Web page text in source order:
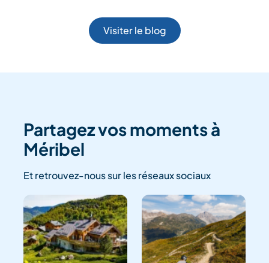
Visiter le blog
Partagez vos moments à
Méribel
Et retrouvez-nous sur les réseaux sociaux